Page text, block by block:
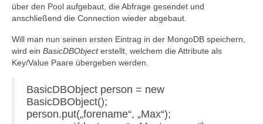
über den Pool aufgebaut, die Abfrage gesendet und
anschließend die Connection wieder abgebaut.
Will man nun seinen ersten Eintrag in der MongoDB speichern,
wird ein BasicDBObjecterstellt, welchem die Attribute als
Key/Value Paare übergeben werden.
BasicDBObject person = new
BasicDBObject();
person.put(„forename“, „Max“);